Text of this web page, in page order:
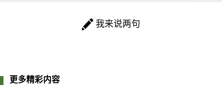
我来说两句
更多精彩内容